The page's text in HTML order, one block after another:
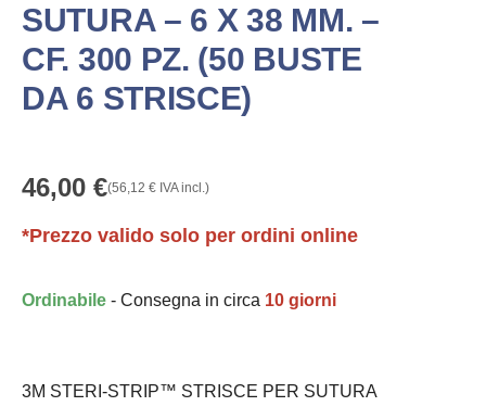
SUTURA – 6 X 38 MM. –
CF. 300 PZ. (50 BUSTE
DA 6 STRISCE)
46,00 €(56,12 € IVA incl.)
*Prezzo valido solo per ordini online
Ordinabile - Consegna in circa 10 giorni
3M STERI-STRIP™ STRISCE PER SUTURA